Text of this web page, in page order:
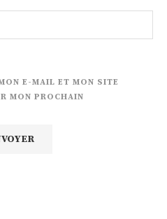
E-MAIL ET MON SITE
MON PROCHAIN